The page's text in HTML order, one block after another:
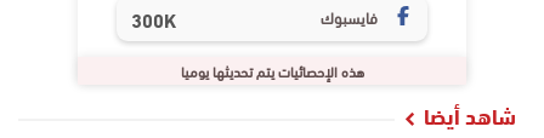
فايسبوك 300K
هذه الإحصائيات يتم تحديثها يوميا
شاهد أيضا